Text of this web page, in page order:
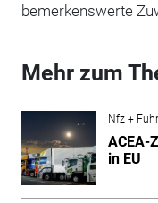
bemerkenswerte
Mehr zum
Nfz +
ACEA-
in EU